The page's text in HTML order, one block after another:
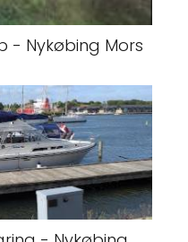
- Nykøbing Mors